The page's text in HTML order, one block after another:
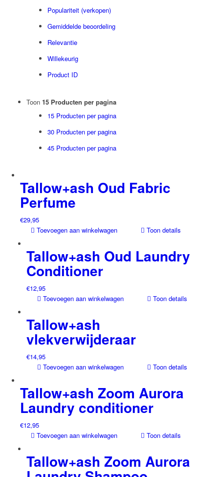
Ref stockholm Box
TALLOW + ASH
Huidtype
Merken
Prijs
Populariteit (verkopen)
Gemiddelde beoordeling
Relevantie
Willekeurig
Product ID
Toon 15 Producten per pagina
15 Producten per pagina
30 Producten per pagina
45 Producten per pagina
Tallow+ash Oud Fabric
Perfume
€29,95
Toevoegen aan winkelwagen
Toon details
Tallow+ash Oud Laundry
Conditioner
€12,95
Toevoegen aan winkelwagen
Toon details
Tallow+ash
vlekverwijderaar
€14,95
Toevoegen aan winkelwagen
Toon details
Tallow+ash Zoom Aurora
Laundry conditioner
€12,95
Toevoegen aan winkelwagen
Toon details
Tallow+ash Zoom Aurora